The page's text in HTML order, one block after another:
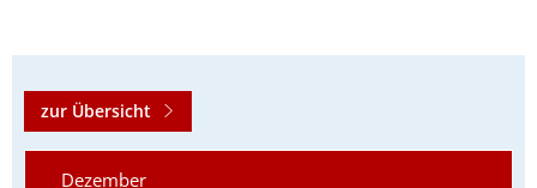
zur Übersicht
Dezember